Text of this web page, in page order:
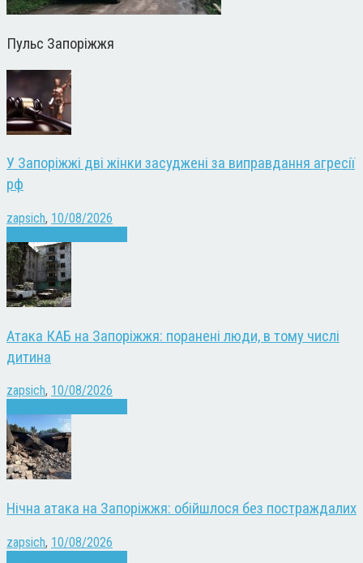
Пульс Запоріжжя
У Запоріжжі дві жінки засуджені за виправдання агресії
рф
zapsich, 10/08/2026
Атака КАБ на Запоріжжя: поранені люди, в тому числі
дитина
zapsich, 10/08/2026
Нічна атака на Запоріжжя: обійшлося без постраждалих
zapsich, 10/08/2026